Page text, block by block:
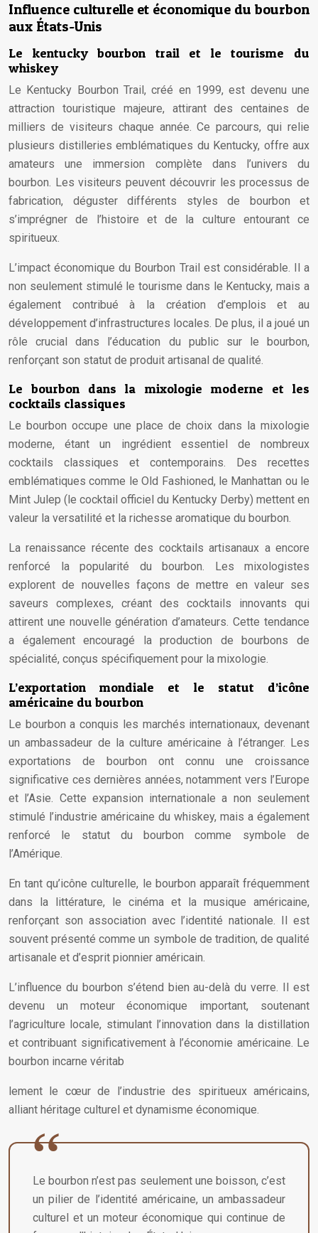
Influence culturelle et économique du bourbon
aux États-Unis
Le kentucky bourbon trail et le tourisme du
whiskey
Le Kentucky Bourbon Trail, créé en 1999, est devenu une
attraction touristique majeure, attirant des centaines de
milliers de visiteurs chaque année. Ce parcours, qui relie
plusieurs distilleries emblématiques du Kentucky, offre aux
amateurs une immersion complète dans l’univers du
bourbon. Les visiteurs peuvent découvrir les processus de
fabrication, déguster différents styles de bourbon et
s’imprégner de l’histoire et de la culture entourant ce
spiritueux.
L’impact économique du Bourbon Trail est considérable. Il a
non seulement stimulé le tourisme dans le Kentucky, mais a
également contribué à la création d’emplois et au
développement d’infrastructures locales. De plus, il a joué un
rôle crucial dans l’éducation du public sur le bourbon,
renforçant son statut de produit artisanal de qualité.
Le bourbon dans la mixologie moderne et les
cocktails classiques
Le bourbon occupe une place de choix dans la mixologie
moderne, étant un ingrédient essentiel de nombreux
cocktails classiques et contemporains. Des recettes
emblématiques comme le Old Fashioned, le Manhattan ou le
Mint Julep (le cocktail officiel du Kentucky Derby) mettent en
valeur la versatilité et la richesse aromatique du bourbon.
La renaissance récente des cocktails artisanaux a encore
renforcé la popularité du bourbon. Les mixologistes
explorent de nouvelles façons de mettre en valeur ses
saveurs complexes, créant des cocktails innovants qui
attirent une nouvelle génération d’amateurs. Cette tendance
a également encouragé la production de bourbons de
spécialité, conçus spécifiquement pour la mixologie.
L’exportation mondiale et le statut d’icône
américaine du bourbon
Le bourbon a conquis les marchés internationaux, devenant
un ambassadeur de la culture américaine à l’étranger. Les
exportations de bourbon ont connu une croissance
significative ces dernières années, notamment vers l’Europe
et l’Asie. Cette expansion internationale a non seulement
stimulé l’industrie américaine du whiskey, mais a également
renforcé le statut du bourbon comme symbole de
l’Amérique.
En tant qu’icône culturelle, le bourbon apparaît fréquemment
dans la littérature, le cinéma et la musique américaine,
renforçant son association avec l’identité nationale. Il est
souvent présenté comme un symbole de tradition, de qualité
artisanale et d’esprit pionnier américain.
L’influence du bourbon s’étend bien au-delà du verre. Il est
devenu un moteur économique important, soutenant
l’agriculture locale, stimulant l’innovation dans la distillation
et contribuant significativement à l’économie américaine. Le
bourbon incarne véritab
lement le cœur de l’industrie des spiritueux américains,
alliant héritage culturel et dynamisme économique.
Le bourbon n’est pas seulement une boisson, c’est
un pilier de l’identité américaine, un ambassadeur
culturel et un moteur économique qui continue de